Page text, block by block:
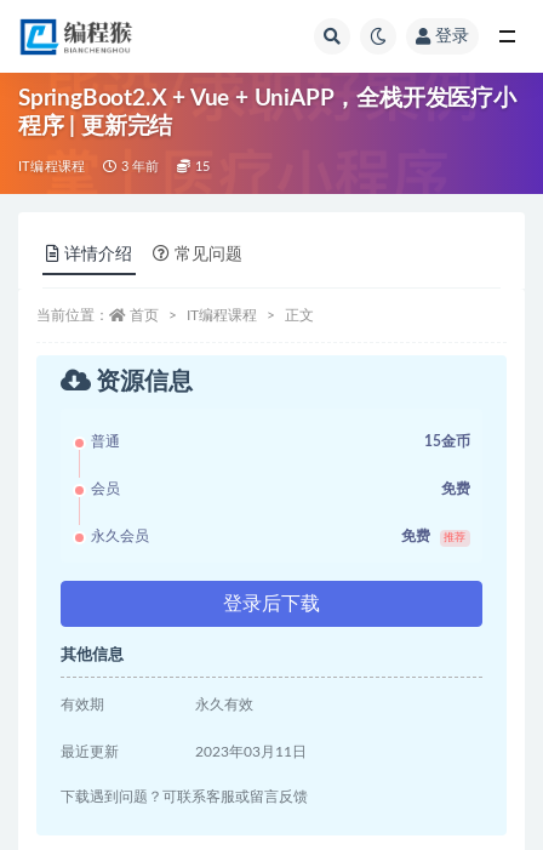
登录
SpringBoot2.X + Vue + UniAPP，全栈开发医疗小
程序 | 更新完结
IT编程课程 3 年前 15
详情介绍 常见问题
当前位置： 首页 IT编程课程 正文
资源信息
普通 15金币
会员 免费
永久会员 免费 推荐
登录后下载
其他信息
有效期 永久有效
最近更新 2023年03月11日
下载遇到问题？可联系客服或留言反馈